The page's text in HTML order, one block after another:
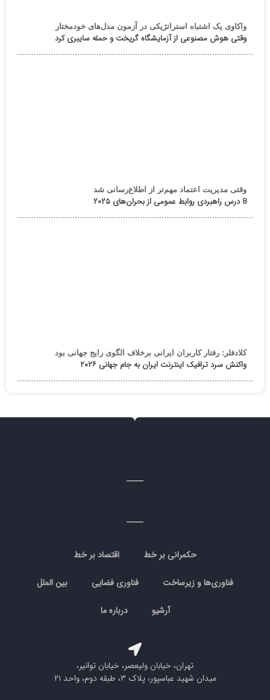
واکاوی یک اشتباه استراتژیکی در آزمون مدل‌های خودمختار
وقتی هوش مصنوعی از آزمایشگاه گریخت و حمله سایبری کرد
وقتی مدیریت اعتماد مهم‌تر از اطلاع‌رسانی شد
8 درس راهبردی روابط عمومی از بحران‌های ۲۰۲۵
کلادفلر: رفتار کاربران ایرانی برخلاف الگوی رایج جهانی بود
واکنش سرد ترافیک اینترنت ایران به جام جهانی ۲۰۲۶
حکمرانی بر خط اقتصاد بر خط
فناوری‌ها و زیرساخت فناوری فضایی بین الملل
آرشیو درباره ما
تهران، خیابان ولیعصر، خیابان توانیر،
میدان شهید عباسپور، پلاک ۳، طبقه دوم، واحد ۲۱